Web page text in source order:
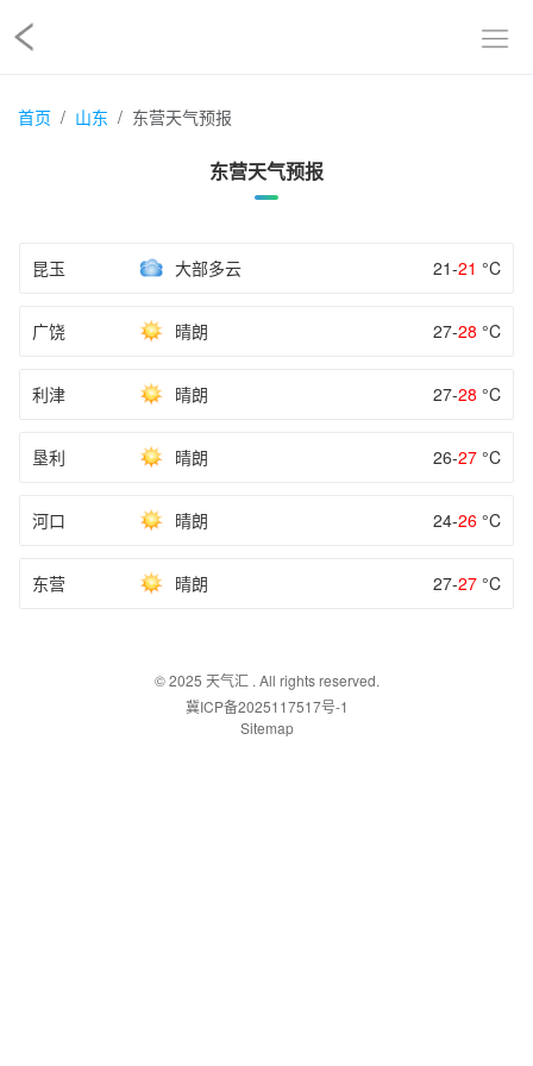
首页 山东 东营天气预报
东营天气预报
昆玉 大部多云 21-21 °C
广饶 晴朗 27-28 °C
利津 晴朗 27-28 °C
垦利 晴朗 26-27 °C
河口 晴朗 24-26 °C
东营 晴朗 27-27 °C
© 2025 天气汇. All rights reserved.
冀ICP备2025117517号-1
Sitemap